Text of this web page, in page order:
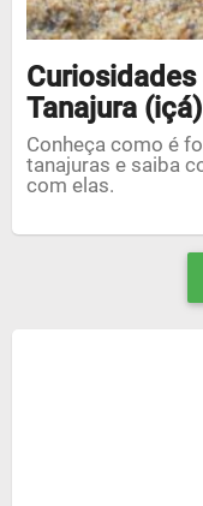
Tanajura
Conheça como é
tanajuras e saiba
com elas.